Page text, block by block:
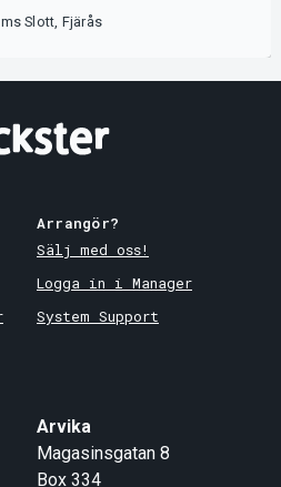
Slott, Fjärås
Arrangör?
Sälj med oss!
Logga in i Manager
System Support
Arvika
Magasinsgatan 8
Box 334